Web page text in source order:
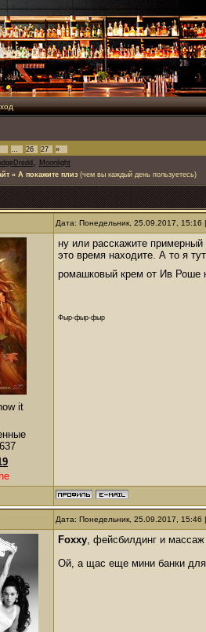
… 26 27 »
, Moonlight
» А покажите плиз (чем вы каждый день пользуетесь)
Дата: Понедельник, 25.09.2017,
it
ну или расскажите
это время находите. А то я
ромашковый крем от Ив Роше
Фыр-фыр-фыр
Дата: Понедельник, 25.09.2017,
Foxxy, фейсбилдинг и
Ой, а щас еще мини банки